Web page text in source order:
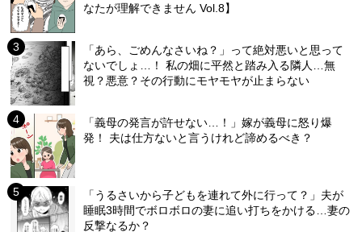
なたが理解できません Vol.8】
「あら、ごめんなさいね？」って絶対悪いと思って
ないでしょ…！ 私の畑に平然と踏み入る隣人…無
視？悪意？その行動にモヤモヤが止まらない
「義母の発言が許せない…！」嫁が義母に怒り爆
発！ 夫は仕方ないと言うけれど諦めるべき？
「うるさいから子どもを連れて外に行って？」夫が
睡眠3時間でボロボロの妻に追い打ちをかける…妻の
反撃なるか？